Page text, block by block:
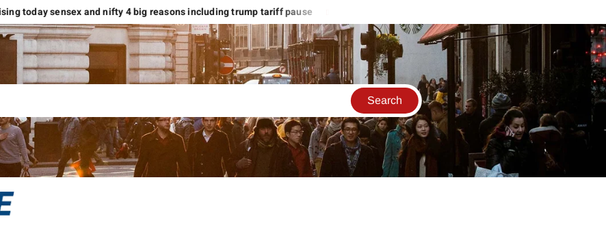
today sensex and nifty 4 big reasons including trump tariff pause